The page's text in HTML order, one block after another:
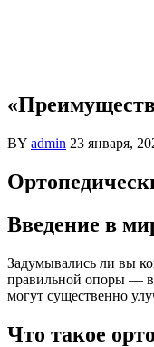
BY admin 23 января,
Введение в
Задумывались ли вы
правильной опоры —
могут существенно
Что такое